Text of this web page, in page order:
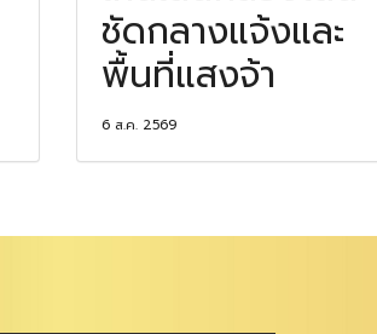
ชัดกลางแจ้งและ
พื้นที่แสงจ้า
6 ส.ค. 2569